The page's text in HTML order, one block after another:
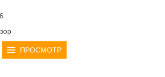
ПРОСМОТР